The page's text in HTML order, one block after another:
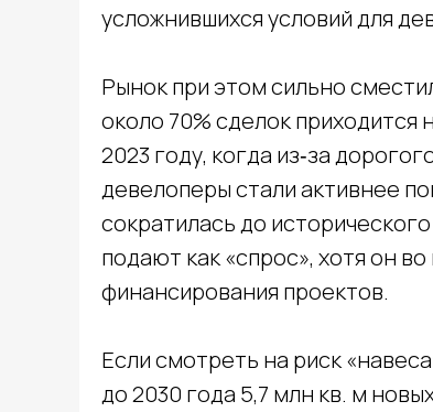
усложнившихся условий для
Рынок при этом сильно
около 70% сделок приходится
2023 году, когда из‑за
девелоперы стали активнее
сократилась до
подают как «спрос», хотя он
финансирования проектов.
Если смотреть на риск
до 2030 года 5,7 млн кв. м